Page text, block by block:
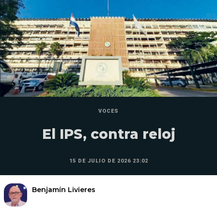
VOCES
El IPS, contra reloj
15 DE JULIO DE 2026 23:02
Benjamín Livieres